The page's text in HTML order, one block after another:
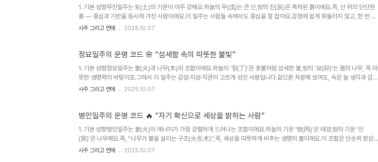
1. 기본 성향무진일주는 토(土)의 기운이 아주 강해요.하늘의 무(戊)는 큰 산,땅의 진(辰)은 축적된 흙이에요.즉, 산 위의 단단한
흙 — 중심과 기반을 동시에 가진 사람이에요.이 일주는 사람들 속에서도 중심을 잘 잡아요.감정에 쉽게 휘둘리지 않고, 한 번 결
정하면 끝까지 갑니다.누군가 흔들릴 때 옆에서 묵묵히 버텨주는 ‘버팀목 같은 존재’.책임감이 강하고 현실 감각이 뛰어나지만,감
보다 행동이 앞서고, 약속은 반드시 지킵니다.겉으로는 무심해 보여도 속으..
사주 그리고 연애 2025.10.07
정묘일주의 운명 코드 🌸 “섬세함 속의 따뜻한 불빛”
1. 기본 성향정묘일주는 불(火)과 나무(木)의 조합이에요.하늘의 ‘정(丁)’은 촛불처럼 섬세한 불,땅의 ‘묘(卯)’는 봄의 나무, 즉 따
뜻한 생명력의 바탕이죠.그래서 이 일주는 감성·지성·직관이 고르게 섞인 사람입니다.겉으론 차분해 보여도, 속은 늘 생각과 감정
이 풍부해요.다른 사람의 기분을 금세 읽고, 말 한마디에도 의미를 많이 담아요.이들은 조용히 관찰하고, 세심하게 돕는 능력이
사이의 균형이 중요해요.“정묘는 큰 불이 아니에요.대신 마음 가까이에 있을..
사주 그리고 연애 2025.10.07
병인일주의 운명 코드 🔥 “자기 확신으로 세상을 밝히는 사람”
1. 기본 성향병인일주는 불(火)의 에너지가 가장 강렬하게 드러나는 조합이에요.하늘의 기운 ‘병(丙)’은 태양,땅의 기운 ‘인
(寅)’은 나무예요.즉, “나무가 불을 살리는 구조(火生木)”,즉, 세상을 따뜻하게 비추는 생명의 불이에요.이 조합은 단순히 밝은
성격이 아니라,“자기 확신으로 주변까지 움직이는 사람”이라는 뜻이에요.이들은 어디를 가든 존재감이 뚜렷하고 리더 기질이 있
사주 그리고 연애 2025.10.07